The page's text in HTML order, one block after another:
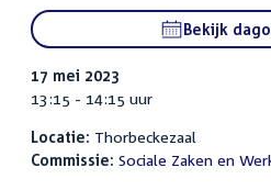
Bekijk
17 mei 2023
13:15 - 14:15 uur
Locatie: Thorbeckezaal
Commissie: Sociale Zaken en